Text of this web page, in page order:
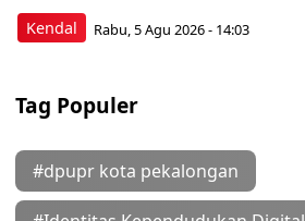
Kendal Rabu, 5 Agu 2026 - 14:03
Tag Populer
#dpupr kota pekalongan